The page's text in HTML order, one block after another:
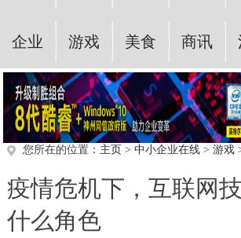
企业 游戏 美食 商讯
您所在的位置： 主页 > 中小企业在线> 游戏
疫情危机下，互联网
什么角色